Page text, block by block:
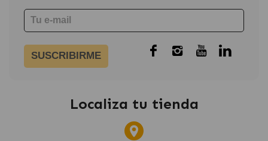
SUSCRIBIRME
Localiza tu tienda